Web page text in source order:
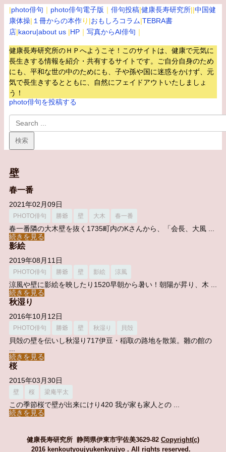
|photo俳句 ｜ photo俳句電子版 ｜ 俳句投稿|健康長寿研究所||中国健
康体操| １冊からの本作り|おもしろコラム|TEBRA書
店|kaoru|about us |HP ｜ 写真からAI俳句 ｜
健康長寿研究所のＨＰへようこそ！このサイトは、健康で元気に
長生きする情報を紹介・共有するサイトです。 ご自分自身のため
にも、平和な世の中のためにも、子や孫や国に迷惑をかけず、元
気で長生きするとともに、自然にフェイドアウトいたしましょ
う！
photo俳句を投稿する
壁
春一番
2021年02月09日
PHOTO俳句 勝爺 壁 大木 春一番
春一番隣の大木壁を抜く1735町内のKさんから、「会長、大風 ...
続きを見る
影絵
2019年08月11日
PHOTO俳句 勝爺 壁 影絵 涼風
涼風や壁に影絵を映したり1520早朝から暑い！朝陽が昇り、木 ...
続きを見る
秋湿り
2016年10月12日
PHOTO俳句 勝爺 壁 秋湿り 貝殻
貝殻の壁を伝いし秋湿り717伊豆・稲取の路地を散策。雛の館の
続きを見る
桜
2015年03月30日
壁 桜 梁庵平太
この季節桜で壁が出来にけり420 我が家も家人との ...
続きを見る
健康長寿研究所 静岡県伊東市宇佐美3629-82 Copyright(c)
2016 kenkoutyoujyukenkyujyo . All rights reserved.